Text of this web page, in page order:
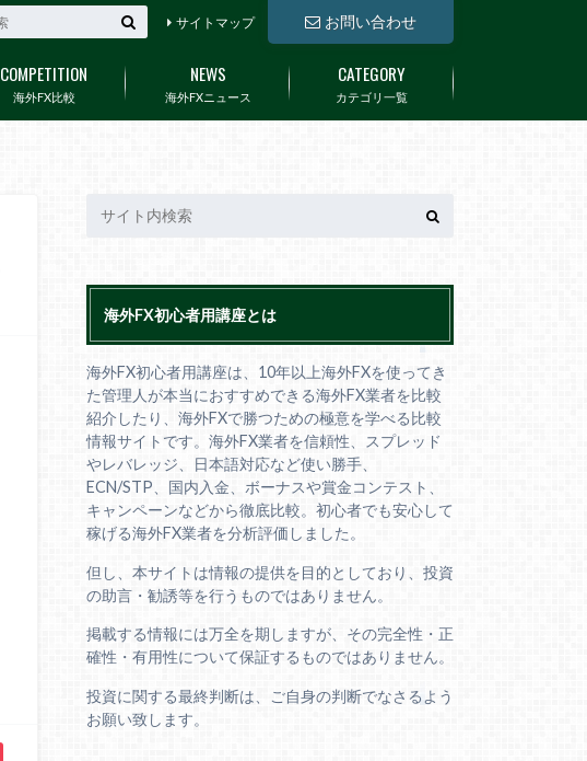
お問い合わせ
サイトマップ
海外FX比較
COMPETITION
海外FXニュース
NEWS
カテゴリ一覧
CATEGORY
海外FX初心者用講座とは
海外FX初心者用講座は、10年以上海外FXを使ってき
た管理人が本当におすすめできる海外FX業者を比較
紹介したり、海外FXで勝つための極意を学べる比較
情報サイトです。海外FX業者を信頼性、スプレッド
やレバレッジ、日本語対応など使い勝手、
ECN/STP、国内入金、ボーナスや賞金コンテスト、
キャンペーンなどから徹底比較。初心者でも安心して
稼げる海外FX業者を分析評価しました。
但し、本サイトは情報の提供を目的としており、投資
の助言・勧誘等を行うものではありません。
掲載する情報には万全を期しますが、その完全性・正
確性・有用性について保証するものではありません。
投資に関する最終判断は、ご自身の判断でなさるよう
お願い致します。